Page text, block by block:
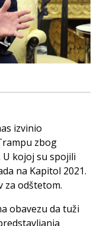
izvinio
zbog
U kojoj su spojili
na Kapitol 2021.
za odštetom.
obavezu da tuži